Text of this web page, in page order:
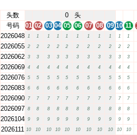
头数 0 头
号码
01 02 03 04 05 06 07 08 09 10 11
2026048 1 1 1 1 1 1 1 1 1 1 1
2026055 2 2 2 2 2 2 2 2 2 2 2
2026062 3 3 3 3 3 3 3 3 3 3 3
2026069 4 4 4 4 4 4 4 4 4 4 4
2026076 5 5 5 5 5 5 5 5 5 5 5
2026083 6 6 6 6 6 6 6 6 6 6 6
2026090 7 7 7 7 7 7 7 7 7 7 7
2026097 8 8 8 8 8 8 8 8 8 8 8
2026104 9 9 9 9 9 9 9 9 9 9 9
2026111 10 10 10 10 10 10 10 10 10 10 10